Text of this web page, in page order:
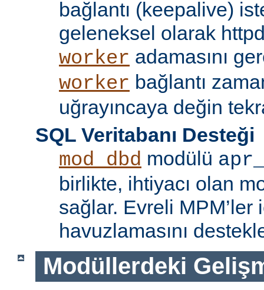
bağlantı (keepalive)
geleneksel olarak
worker adamasını
worker bağlantı
uğrayıncaya değin
SQL Veritabanı Desteği
mod_dbd modülü
birlikte, ihtiyacı olan
sağlar. Evreli MPM’ler
havuzlamasını
Modüllerdeki